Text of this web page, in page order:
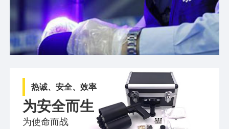
热诚、安全、效率
为安全而生
为使命而战